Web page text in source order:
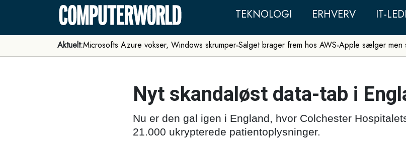
TEKNOLOGI ERHVERV IT-
Aktuelt:Microsofts Azure vokser, Windows skrumper Salget brager frem hos AWS Apple sælger men
Nyt skandaløst data-tab i
Nu er den gal igen i England, hvor Colchester
21.000 ukrypterede patientoplysninger.